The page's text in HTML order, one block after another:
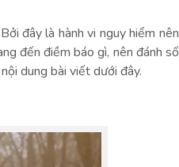
đây là hành vi nguy hiểm nên
đến điềm báo gì, nên đánh số
dung bài viết dưới đây.